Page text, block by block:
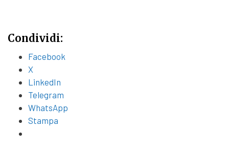
Condividi:
Facebook
X
LinkedIn
Telegram
WhatsApp
Stampa